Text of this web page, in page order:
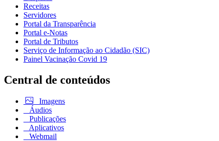
Receitas
Servidores
Portal da Transparência
Portal e-Notas
Portal de Tributos
Serviço de Informação ao Cidadão (SIC)
Painel Vacinação Covid 19
Central de conteúdos
Imagens
Áudios
Publicações
Aplicativos
Webmail